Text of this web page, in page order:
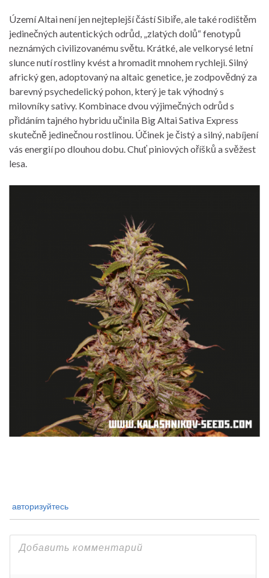
Území Altai není jen nejteplejší částí Sibiře, ale také rodištěm
jedinečných autentických odrůd, „zlatých dolů“ fenotypů
neznámých civilizovanému světu. Krátké, ale velkorysé letní
slunce nutí rostliny kvést a hromadit mnohem rychleji. Silný
africký gen, adoptovaný na altaic genetice, je zodpovědný za
barevný psychedelický pohon, který je tak výhodný s
milovníky sativy. Kombinace dvou výjimečných odrůd s
přidáním tajného hybridu učinila Big Altai Sativa Express
skutečně jedinečnou rostlinou. Účinek je čistý a silný, nabíjení
vás energií po dlouhou dobu. Chuť piniových oříšků a svěžest
lesa.
авторизуйтесь